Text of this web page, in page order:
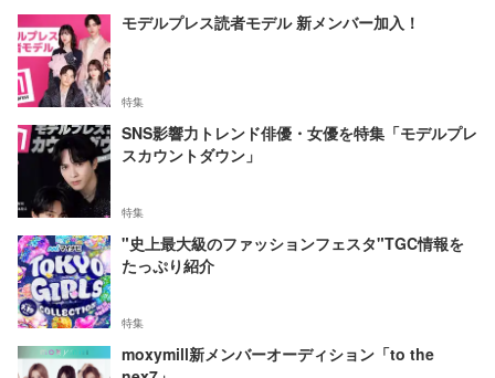
モデルプレス読者モデル 新メンバー加入！
特集
SNS影響力トレンド俳優・女優を特集「モデルプレ
スカウントダウン」
特集
"史上最大級のファッションフェスタ"TGC情報を
たっぷり紹介
特集
moxymill新メンバーオーディション「to the